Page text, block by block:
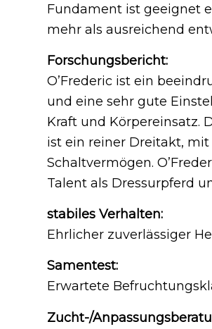
Fundament ist geeignet
mehr als ausreichend
Forschungsbericht:
O’Frederic ist ein
und eine sehr gute
Kraft und Körpereinsatz.
ist ein reiner Dreitakt,
Schaltvermögen.
Talent als Dressurpferd
stabiles Verhalten:
Ehrlicher zuverlässiger
Samentest:
Erwartete
Zucht-/